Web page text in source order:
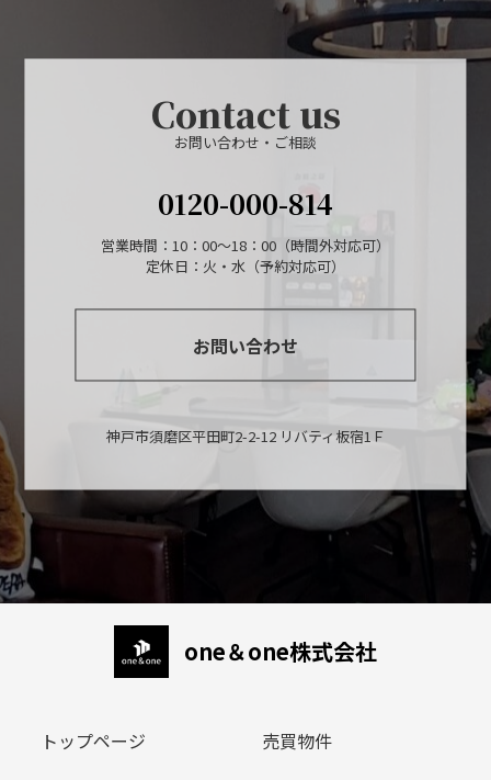
Contact us
お問い合わせ・ご相談
0120-000-814
営業時間：10：00～18：00（時間外対応可）
定休日：火・水（予約対応可）
お問い合わせ
神戸市須磨区平田町2-2-12 リバティ板宿1Ｆ
one＆one株式会社
トップページ 売買物件